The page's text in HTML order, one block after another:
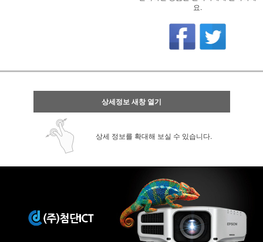
요.
상세정보 새창 열기
상세 정보를 확대해 보실 수 있습니다.